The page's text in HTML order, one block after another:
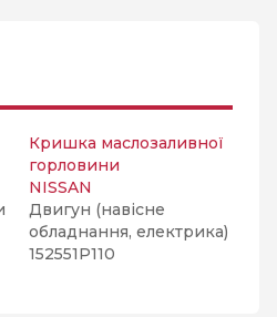
Кришка маслозаливної
горловини
NISSAN
Двигун (навісне
обладнання, електрика)
152551P110